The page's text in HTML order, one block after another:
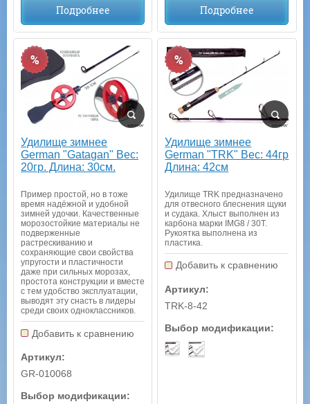
Подробнее Подробнее
%
Удилище зимнее
German "Gatagan" Вес:
20гр. Длина: 30см.
Пример простой, но в тоже
время надёжной и удобной
зимней удочки. Качественные
морозостойкие материалы не
подверженные
растрескиванию и
сохраняющие свои свойства
упругости и пластичности
даже при сильных морозах,
простота конструкции и вместе
с тем удобство эксплуатации,
выводят эту снасть в лидеры
среди своих одноклассников.
Добавить к сравнению
Артикул:
GR-010068
Выбор модификации:
%
Удилище зимнее
German "TRK" Вес: 44гр
Длина: 42см
Удилище TRK предназначено
для отвесного блеснения щуки
и судака. Хлыст выполнен из
карбона марки IMG8 / 30T.
Рукоятка выполнена из
пластика.
Добавить к сравнению
Артикул:
TRK-8-42
Выбор модификации: